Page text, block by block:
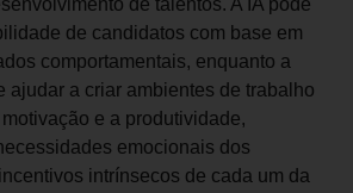
de talentos. A IA pode
de candidatos com base em
comportamentais, enquanto a
ajudar a criar ambientes de trabalho
e a produtividade,
emocionais dos
intrínsecos de cada um da